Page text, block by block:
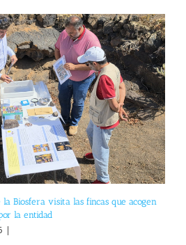
Biosfera visita las fincas que acogen
la entidad
|